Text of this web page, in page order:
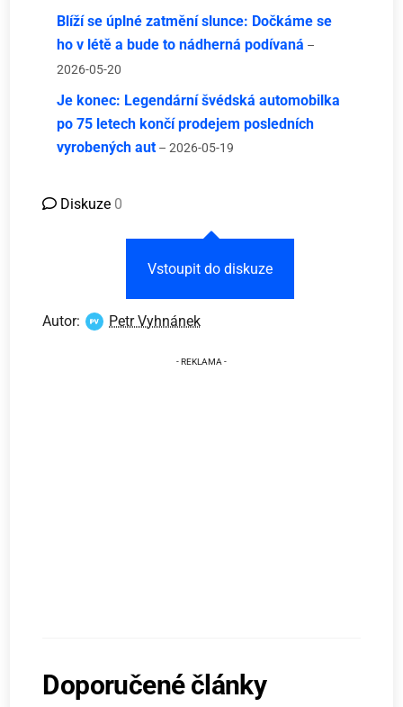
Blíží se úplné zatmění slunce: Dočkáme se
ho v létě a bude to nádherná podívaná –
2026-05-20
Je konec: Legendární švédská automobilka
po 75 letech končí prodejem posledních
vyrobených aut – 2026-05-19
Diskuze 0
Vstoupit do diskuze
Autor: Petr Vyhnánek
Doporučené články